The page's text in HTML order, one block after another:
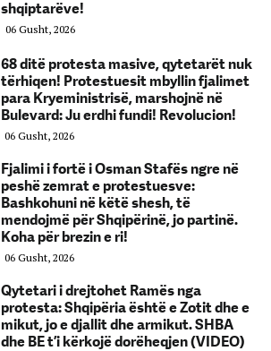
shqiptarëve!
06 Gusht, 2026
68 ditë protesta masive, qytetarët nuk
tërhiqen! Protestuesit mbyllin fjalimet
para Kryeministrisë, marshojnë në
Bulevard: Ju erdhi fundi! Revolucion!
06 Gusht, 2026
Fjalimi i fortë i Osman Stafës ngre në
peshë zemrat e protestuesve:
Bashkohuni në këtë shesh, të
mendojmë për Shqipërinë, jo partinë.
Koha për brezin e ri!
06 Gusht, 2026
Qytetari i drejtohet Ramës nga
protesta: Shqipëria është e Zotit dhe e
mikut, jo e djallit dhe armikut. SHBA
dhe BE t’i kërkojë dorëheqjen (VIDEO)